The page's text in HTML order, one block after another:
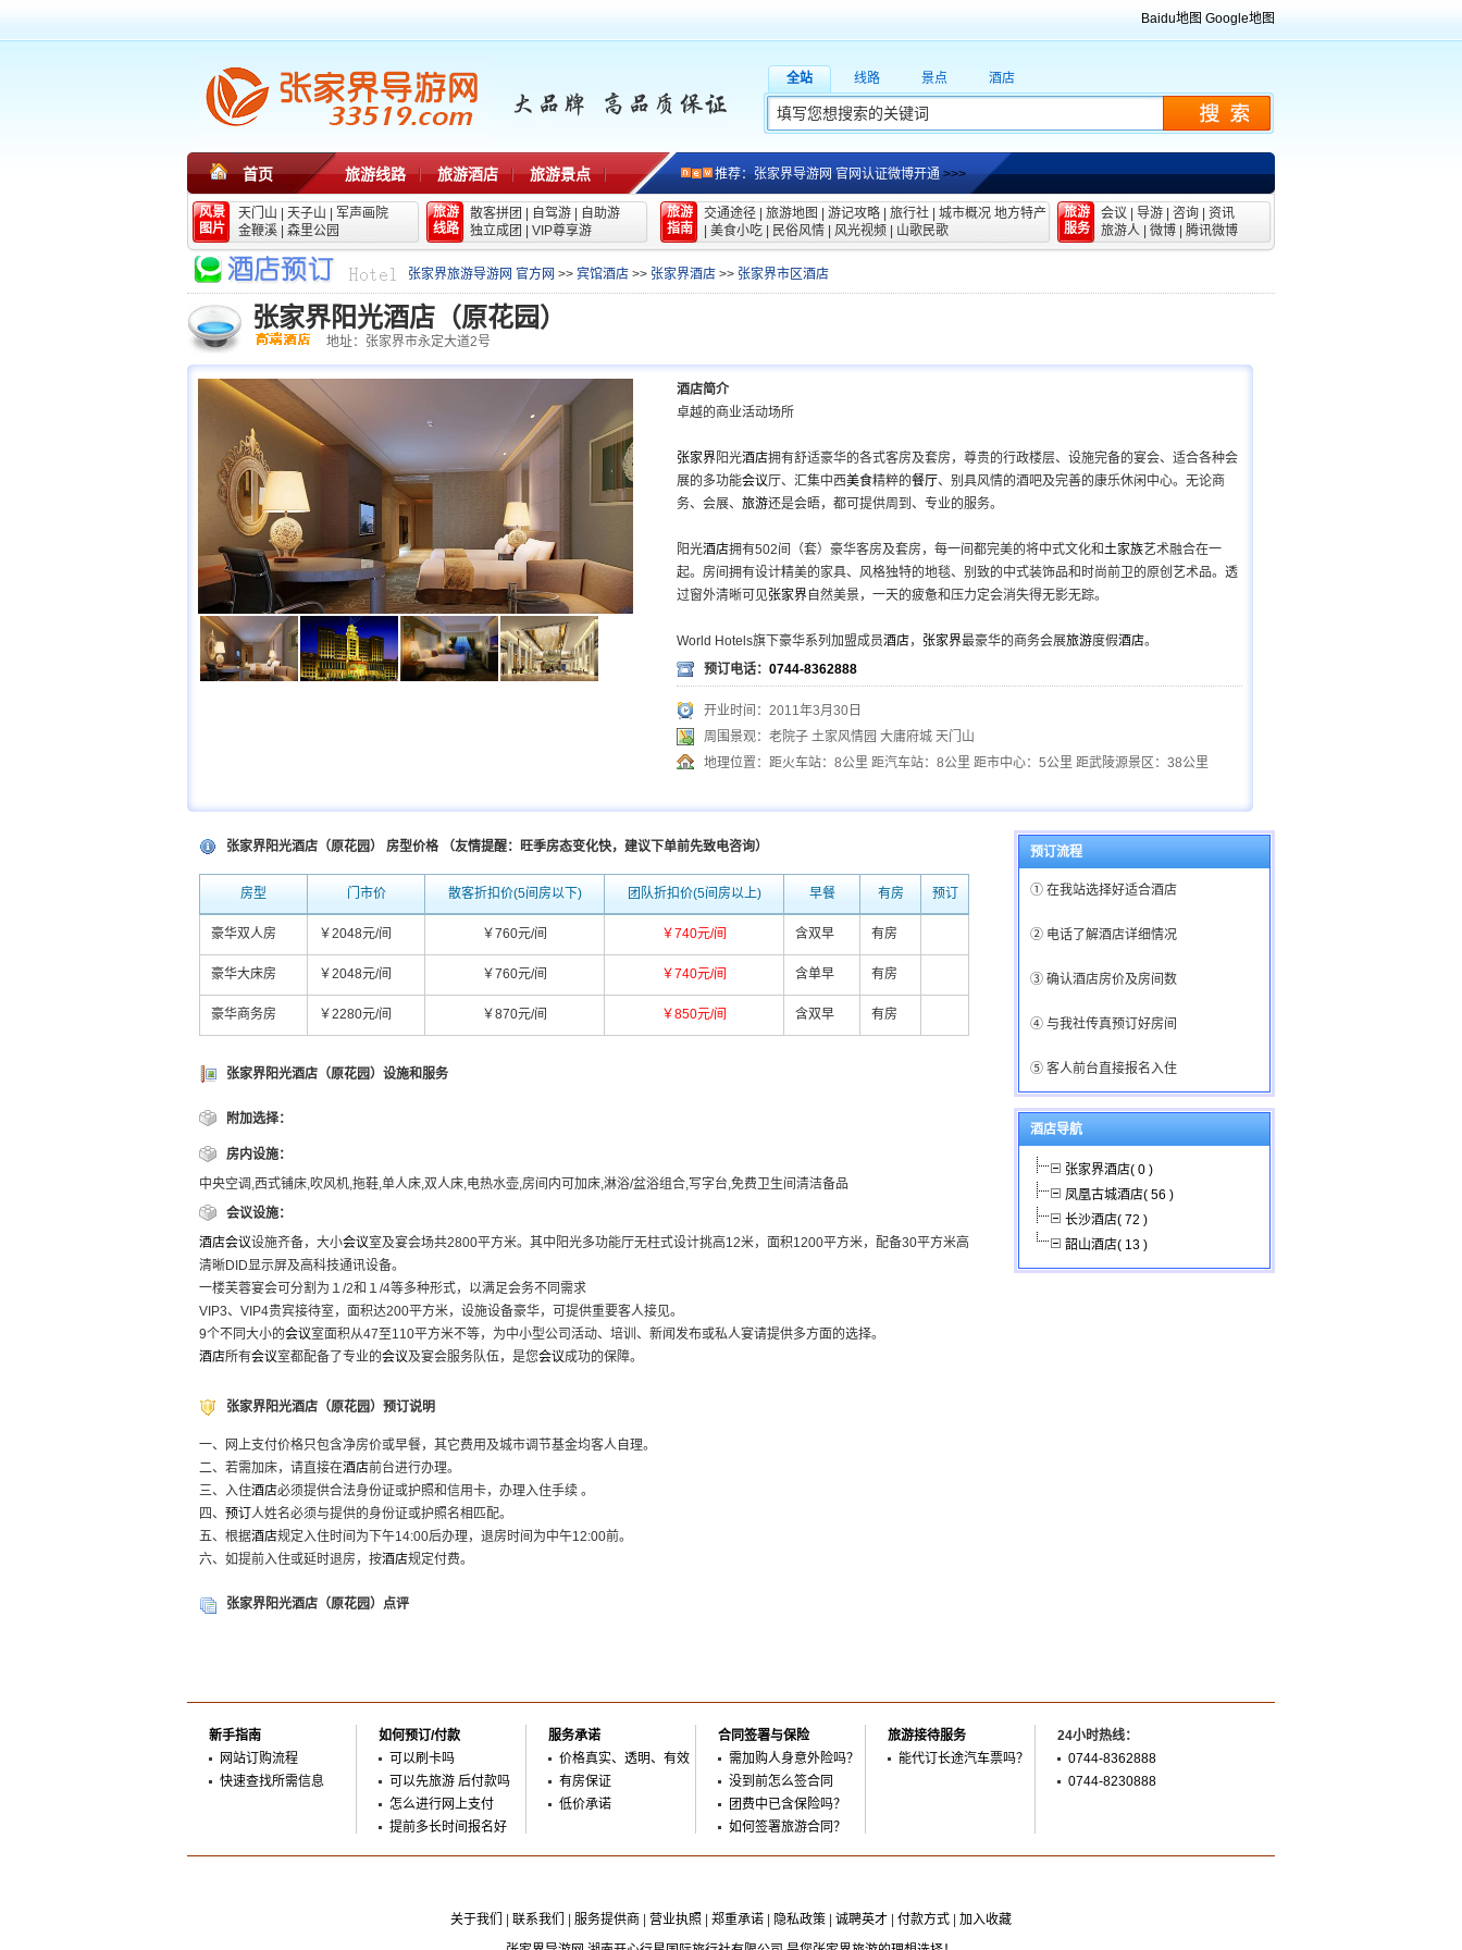
Baidu地图 Google地图
全站 线路 景点 酒店
首页 旅游线路 旅游酒店 旅游景点 推荐：张家界导游网 官网认证微博开通>>>
风景
图片
天门山 天子山
军声画院
金鞭溪
森里公园
旅游
线路
散客拼团 自驾游
自助游
独立成团
VIP尊享游
旅游
指南
交通途径 旅游地图 游记攻略 旅行社 城市概况 地方特产
美食小吃 民俗风情 风光视频 山歌民歌
旅游
服务
会议 导游 咨询
资讯
旅游人
微博 腾讯微博
张家界旅游导游网 官方网 >> 宾馆酒店 >> 张家界酒店 >> 张家界市区酒店
张家界阳光酒店（原花园）
地址：张家界市永定大道2号
酒店简介
卓越的商业活动场所
张家界阳光酒店拥有舒适豪华的各式客房及套房，尊贵的行政楼层、设施完备的宴会、适合各种会
展的多功能会议厅、汇集中西美食精粹的餐厅、别具风情的酒吧及完善的康乐休闲中心。无论商
务、会展、 旅游还是会晤，都可提供周到、专业的服务。
阳光酒店拥有502间（套）豪华客房及套房，每一间都完美的将中式文化和土家族艺术融合在一
起。房间拥有设计精美的家具、风格独特的地毯、别致的中式装饰品和时尚前卫的原创艺术品。透
过窗外清晰可见张家界自然美景，一天的疲惫和压力定会消失得无影无踪。
World Hotels旗下豪华系列加盟成员酒店， 张家界最豪华的商务会展旅游度假酒店。
预订电话： 0744-8362888
开业时间：2011年3月30日
周围景观：老院子 土家风情园 大庸府城 天门山
地理位置：距火车站：8公里 距汽车站：8公里 距市中心：5公里 距武陵源景区：38公里
张家界阳光酒店（原花园） 房型价格 （友情提醒：旺季房态变化快，建议下单前先致电咨询）
房型 门市价 散客折扣价(5间房以下) 团队折扣价(5间房以上) 早餐 有房 预订
豪华双人房 ￥2048元/间 ￥760元/间 ￥740元/间 含双早 有房
豪华大床房 ￥2048元/间 ￥760元/间 ￥740元/间 含单早 有房
豪华商务房 ￥2280元/间 ￥870元/间 ￥850元/间 含双早 有房
张家界阳光酒店（原花园）设施和服务
附加选择：
房内设施：
中央空调,西式铺床,吹风机,拖鞋,单人床,双人床,电热水壶,房间内可加床,淋浴/盆浴组合,写字台,免费卫生间清洁备品
会议设施：
酒店会议设施齐备，大小会议室及宴会场共2800平方米。其中阳光多功能厅无柱式设计挑高12米，面积1200平方米，配备30平方米高
清晰DID显示屏及高科技通讯设备。
一楼芙蓉宴会可分割为１/2和１/4等多种形式，以满足会务不同需求
VIP3、VIP4贵宾接待室，面积达200平方米，设施设备豪华，可提供重要客人接见。
9个不同大小的会议室面积从47至110平方米不等，为中小型公司活动、培训、新闻发布或私人宴请提供多方面的选择。
酒店所有会议室都配备了专业的会议及宴会服务队伍，是您会议成功的保障。
张家界阳光酒店（原花园）预订说明
一、网上支付价格只包含净房价或早餐，其它费用及城市调节基金均客人自理。
二、若需加床，请直接在酒店前台进行办理。
三、入住酒店必须提供合法身份证或护照和信用卡，办理入住手续 。
四、 预订 人姓名必须与提供的身份证或护照名相匹配。
五、根据酒店规定入住时间为下午14:00后办理，退房时间为中午12:00前。
六、如提前入住或延时退房，按酒店规定付费。
张家界阳光酒店（原花园）点评
预订流程
① 在我站选择好适合酒店
② 电话了解酒店详细情况
③ 确认酒店房价及房间数
④ 与我社传真预订好房间
⑤ 客人前台直接报名入住
酒店导航
张家界酒店( 0 )
凤凰古城酒店( 56 )
长沙酒店( 72 )
韶山酒店( 13 )
新手指南
网站订购流程
快速查找所需信息
如何预订/付款
可以刷卡吗
可以先旅游 后付款吗
怎么进行网上支付
提前多长时间报名好
服务承诺
价格真实、透明、有效
有房保证
低价承诺
合同签署与保险
需加购人身意外险吗？
没到前怎么签合同
团费中已含保险吗？
如何签署旅游合同？
旅游接待服务
能代订长途汽车票吗？
24小时热线：
0744-8362888
0744-8230888
关于我们 联系我们 服务提供商 营业执照 郑重承诺 隐私政策 诚聘英才 付款方式
加入收藏